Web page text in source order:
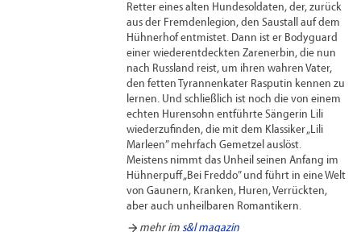
Retter eines alten Hundesoldaten, der, zurück
aus der Fremdenlegion, den Saustall auf dem
Hühnerhof entmistet. Dann ist er Bodyguard
einer wiederentdeckten Zarenerbin, die nun
nach Russland reist, um ihren wahren Vater,
den fetten Tyrannenkater Rasputin kennen zu
lernen. Und schließlich ist noch die von einem
echten Hurensohn entführte Sängerin Lili
wiederzufinden, die mit dem Klassiker „Lili
Marleen” mehrfach Gemetzel auslöst.
Meistens nimmt das Unheil seinen Anfang im
Hühnerpuff „Bei Freddo” und führt in eine Welt
von Gaunern, Kranken, Huren, Verrückten,
aber auch unheilbaren Romantikern.
arrow_forward mehr im s&l magazin